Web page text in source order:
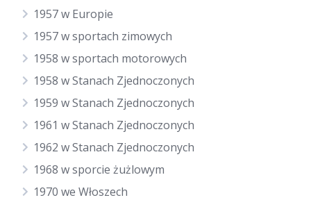
1957 w Europie
1957 w sportach zimowych
1958 w sportach motorowych
1958 w Stanach Zjednoczonych
1959 w Stanach Zjednoczonych
1961 w Stanach Zjednoczonych
1962 w Stanach Zjednoczonych
1968 w sporcie żużlowym
1970 we Włoszech